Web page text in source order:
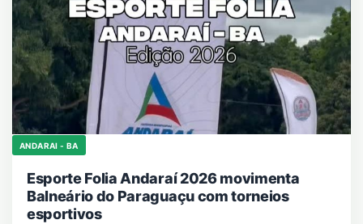
ANDARAI - BA
Esporte Folia Andaraí 2026 movimenta
Balneário do Paraguaçu com torneios
esportivos